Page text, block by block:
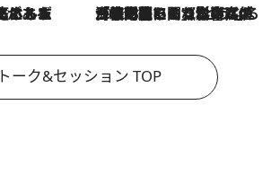
2026.8.3
「住宅建てられない…」「サーチャージ料の高値が続いている」ホルムズ海峡封鎖による影響はいつまで続く？《エネルギー専門家に聞く“どうなる日本の暮らし”》
トーク&セッション TOP